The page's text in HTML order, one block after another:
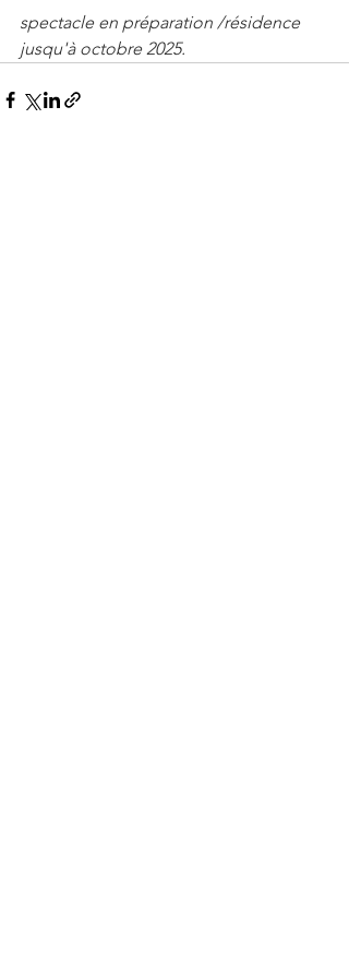
spectacle en préparation /résidence
jusqu'à octobre 2025.